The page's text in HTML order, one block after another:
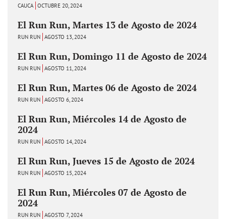
CAUCA OCTUBRE 20, 2024
El Run Run, Martes 13 de Agosto de 2024
RUN RUN AGOSTO 13, 2024
El Run Run, Domingo 11 de Agosto de 2024
RUN RUN AGOSTO 11, 2024
El Run Run, Martes 06 de Agosto de 2024
RUN RUN AGOSTO 6, 2024
El Run Run, Miércoles 14 de Agosto de
2024
RUN RUN AGOSTO 14, 2024
El Run Run, Jueves 15 de Agosto de 2024
RUN RUN AGOSTO 15, 2024
El Run Run, Miércoles 07 de Agosto de
2024
RUN RUN AGOSTO 7, 2024